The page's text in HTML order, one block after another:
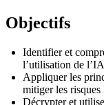
Objectifs
Identifier et
l’utilisation de
Appliquer les
mitiger les risques
Décrypter et